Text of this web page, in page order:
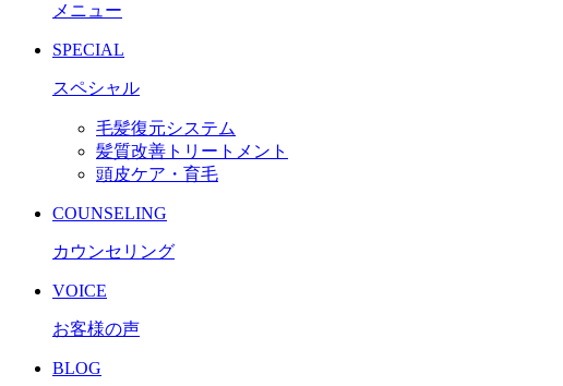
メニュー
SPECIAL
スペシャル
毛髪復元システム
髪質改善トリートメント
頭皮ケア・育毛
COUNSELING
カウンセリング
VOICE
お客様の声
BLOG